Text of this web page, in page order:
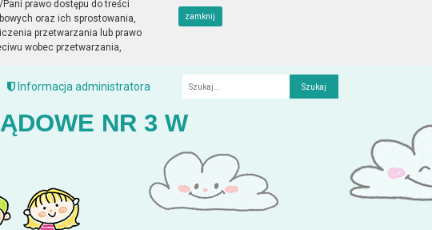
Pani prawo dostępu do treści
oraz ich sprostowania,
przetwarzania lub prawo
wobec przetwarzania,
zamknij
Informacja administratora
Fraza
NR 3 W